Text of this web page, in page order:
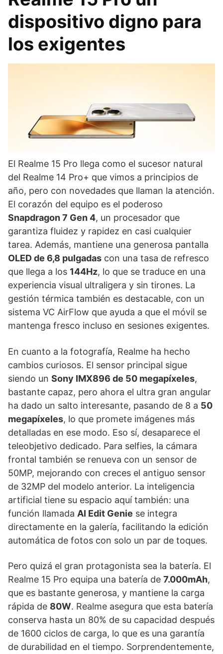
dispositivo digno para
los exigentes
El Realme 15 Pro llega como el sucesor natural
del Realme 14 Pro+ que vimos a principios de
año, pero con novedades que llaman la atención.
El corazón del equipo es el poderoso
Snapdragon 7 Gen 4, un procesador que
garantiza fluidez y rapidez en casi cualquier
tarea. Además, mantiene una generosa pantalla
OLED de 6,8 pulgadas con una tasa de refresco
que llega a los 144Hz, lo que se traduce en una
experiencia visual ultraligera y sin tirones. La
gestión térmica también es destacable, con un
sistema VC AirFlow que ayuda a que el móvil se
mantenga fresco incluso en sesiones exigentes.
En cuanto a la fotografía, Realme ha hecho
cambios curiosos. El sensor principal sigue
siendo un Sony IMX896 de 50 megapíxeles,
bastante capaz, pero ahora el ultra gran angular
ha dado un salto interesante, pasando de 8 a 50
megapíxeles, lo que promete imágenes más
detalladas en ese modo. Eso sí, desaparece el
teleobjetivo dedicado. Para selfies, la cámara
frontal también se renueva con un sensor de
50MP, mejorando con creces el antiguo sensor
de 32MP del modelo anterior. La inteligencia
artificial tiene su espacio aquí también: una
función llamada AI Edit Genie se integra
directamente en la galería, facilitando la edición
automática de fotos con solo un par de toques.
Pero quizá el gran protagonista sea la batería. El
Realme 15 Pro equipa una batería de 7.000mAh,
que es bastante generosa, y mantiene la carga
rápida de 80W. Realme asegura que esta batería
conserva hasta un 80% de su capacidad después
de 1600 ciclos de carga, lo que es una garantía
de durabilidad en el tiempo. Sorprendentemente,